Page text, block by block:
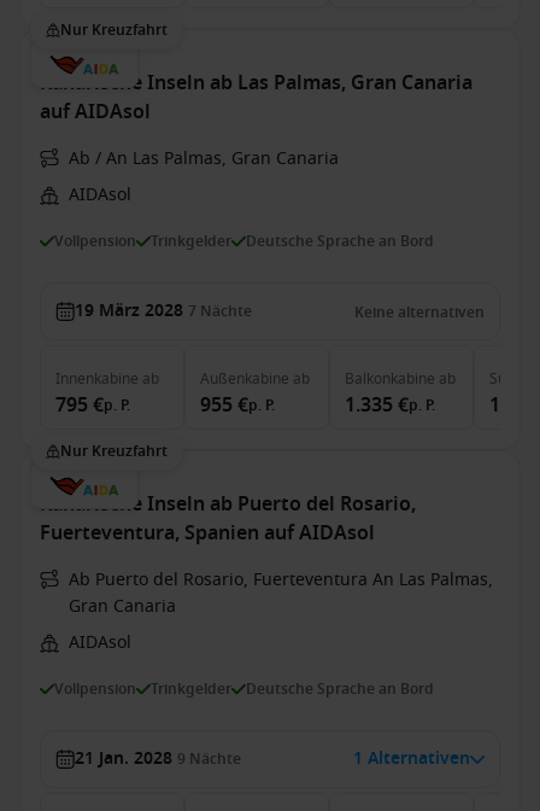
Nur Kreuzfahrt
Kanarische Inseln ab Las Palmas, Gran Canaria
auf AIDAsol
Ab / An Las Palmas, Gran Canaria
AIDAsol
Vollpension Trinkgelder Deutsche Sprache an Bord
19 März 2028 7 Nächte Keine alternativen
Innenkabine ab
795 €p. P.
Außenkabine ab
955 €p. P.
Balkonkabine ab
1.335 €p. P.
Suite
Nur Kreuzfahrt
Kanarische Inseln ab Puerto del Rosario,
Fuerteventura, Spanien auf AIDAsol
Ab Puerto del Rosario, Fuerteventura An Las Palmas,
Gran Canaria
AIDAsol
Vollpension Trinkgelder Deutsche Sprache an Bord
21 Jan. 2028 9 Nächte 1 Alternativen